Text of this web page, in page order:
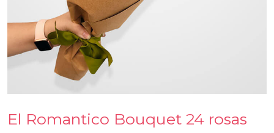
El Romantico Bouquet 24 rosas